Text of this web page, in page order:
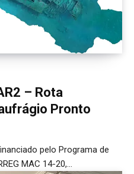
– Rota
Pronto
pelo Programa de
MAC 14-20,...